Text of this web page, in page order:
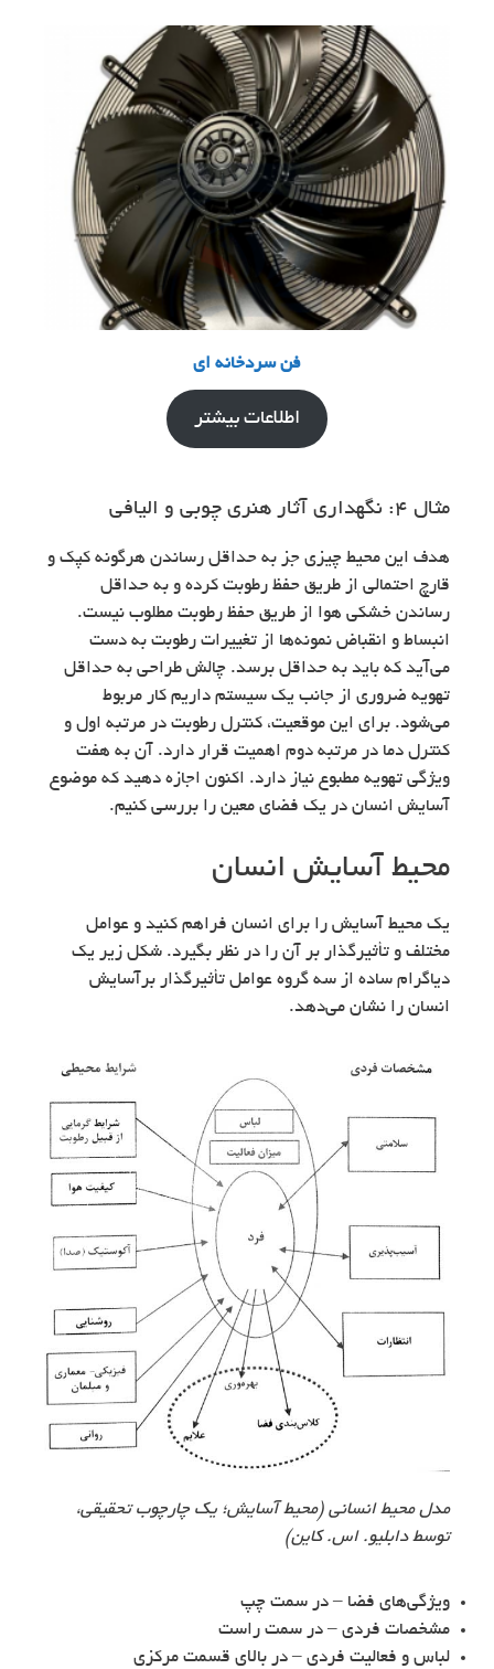
فن سردخانه ای
اطلاعات بیشتر
مثال ۴: نگهداری آثار هنری چوبی و الیافی
هدف این محیط چیزی جز به حداقل رساندن هرگونه کپک و
قارچ احتمالی از طریق حفظ رطوبت کرده و به حداقل
رساندن خشکی هوا از طریق حفظ رطوبت مطلوب نیست.
انبساط و انقباض نمونه‌ها از تغییرات رطوبت به دست
می‌آید که باید به حداقل برسد. چالش طراحی به حداقل
تهویه ضروری از جانب یک سیستم داریم کار مربوط
می‌شود. برای این موقعیت، کنترل رطوبت در مرتبه اول و
کنترل دما در مرتبه دوم اهمیت قرار دارد. آن به هفت
ویژگی تهویه مطبوع نیاز دارد. اکنون اجازه دهید که موضوع
آسایش انسان در یک فضای معین را بررسی کنیم.
محیط آسایش انسان
یک محیط آسایش را برای انسان فراهم کنید و عوامل
مختلف و تأثیرگذار بر آن را در نظر بگیرد. شکل زیر یک
دیاگرام ساده از سه گروه عوامل تأثیرگذار برآسایش
انسان را نشان می‌دهد.
مدل محیط انسانی (محیط آسایش؛ یک چارچوب تحقیقی،
توسط دابلیو. اس. کاین)
ویژگی‌های فضا – در سمت چپ
مشخصات فردی – در سمت راست
لباس و فعالیت فردی – در بالای قسمت مرکزی